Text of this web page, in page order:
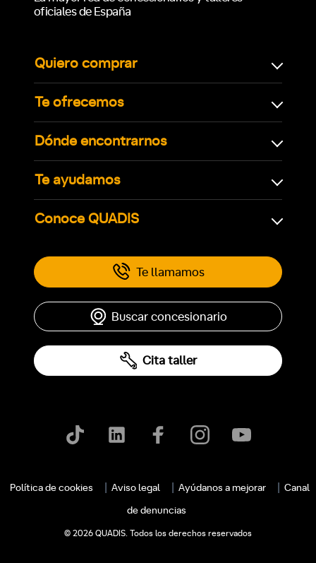
oficiales de España
Quiero comprar
Te ofrecemos
Dónde encontrarnos
Te ayudamos
Conoce QUADIS
Te llamamos
Buscar concesionario
Cita taller
Política de cookies Aviso legal Ayúdanos a mejorar Canal
de denuncias
© 2026 QUADIS. Todos los derechos reservados